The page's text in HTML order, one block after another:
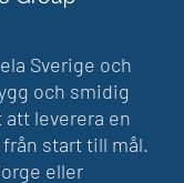
Sverige och
och smidig
leverera en
start till mål.
eller